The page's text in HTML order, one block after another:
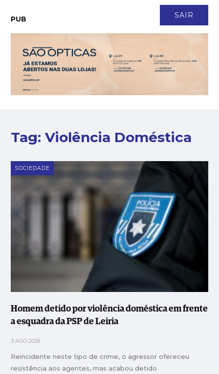
SAIR
PUB
Tag:Violência Doméstica
SOCIEDADE
Homem detido por violência doméstica em frente
a esquadra da PSP de Leiria
3 AGO 2026
Reincidente neste tipo de crime, o agressor ofereceu
resistência aos agentes, mas acabou detido